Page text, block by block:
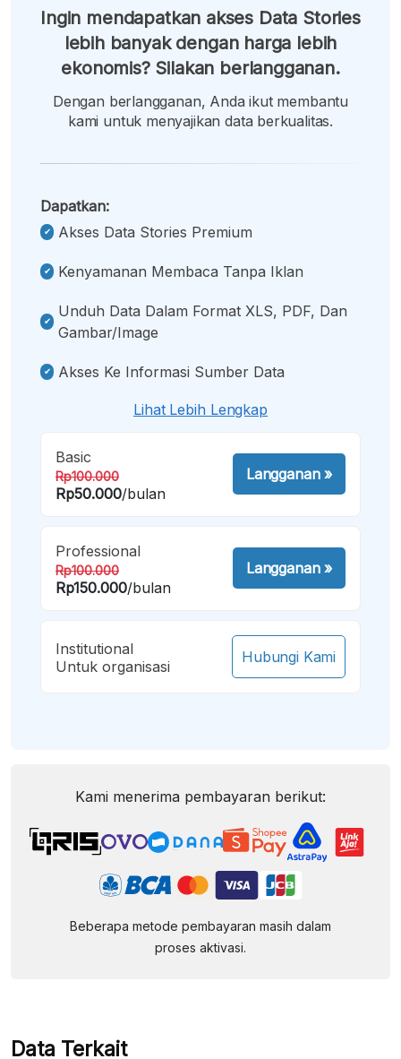
Ingin mendapatkan akses Data Stories
lebih banyak dengan harga lebih
ekonomis? Silakan berlangganan.
Dengan berlangganan, Anda ikut membantu
kami untuk menyajikan data berkualitas.
Dapatkan:
Akses Data Stories Premium
Kenyamanan Membaca Tanpa Iklan
Unduh Data Dalam Format XLS, PDF, Dan
Gambar/image
Akses Ke Informasi Sumber Data
Lihat Lebih Lengkap
Basic
Rp100.000
Rp50.000/bulan
Langganan»
Professional
Rp100.000
Rp150.000/bulan
Langganan»
Institutional
Untuk organisasi
Hubungi Kami
Kami menerima pembayaran berikut:
Beberapa metode pembayaran masih dalam
proses aktivasi.
Data Terkait